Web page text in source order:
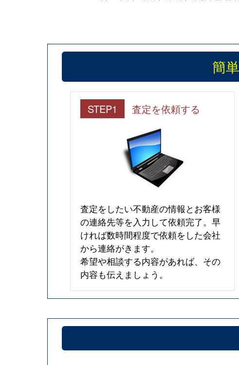
簡
STEP1 査定を依頼する
査定をしたい不動産の情報とお客様
の連絡先等を入力して依頼完了。早
ければ数時間程度で依頼をした会社
から連絡がきます。
希望や相談する内容があれば、その
内容も伝えましょう。